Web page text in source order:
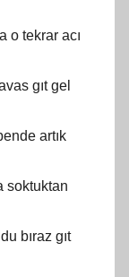
o tekrar acı
gıt gel
artık
soktuktan
bıraz gıt